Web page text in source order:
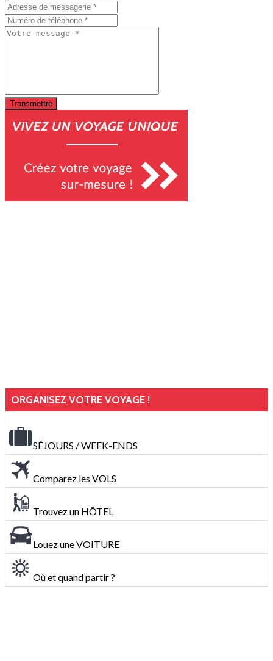
ORGANISEZ VOTRE VOYAGE !
SÉJOURS / WEEK-ENDS
Comparez les VOLS
Trouvez un HÔTEL
Louez une VOITURE
Où et quand partir ?